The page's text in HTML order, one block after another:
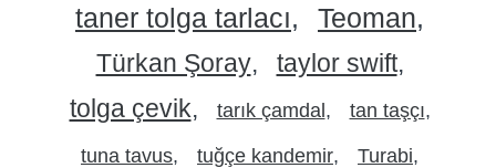
taner tolga tarlacı
Teoman
Türkan Şoray
taylor swift
tolga çevik
tarık çamdal tan taşçı
tuna tavus tuğçe kandemir Turabi